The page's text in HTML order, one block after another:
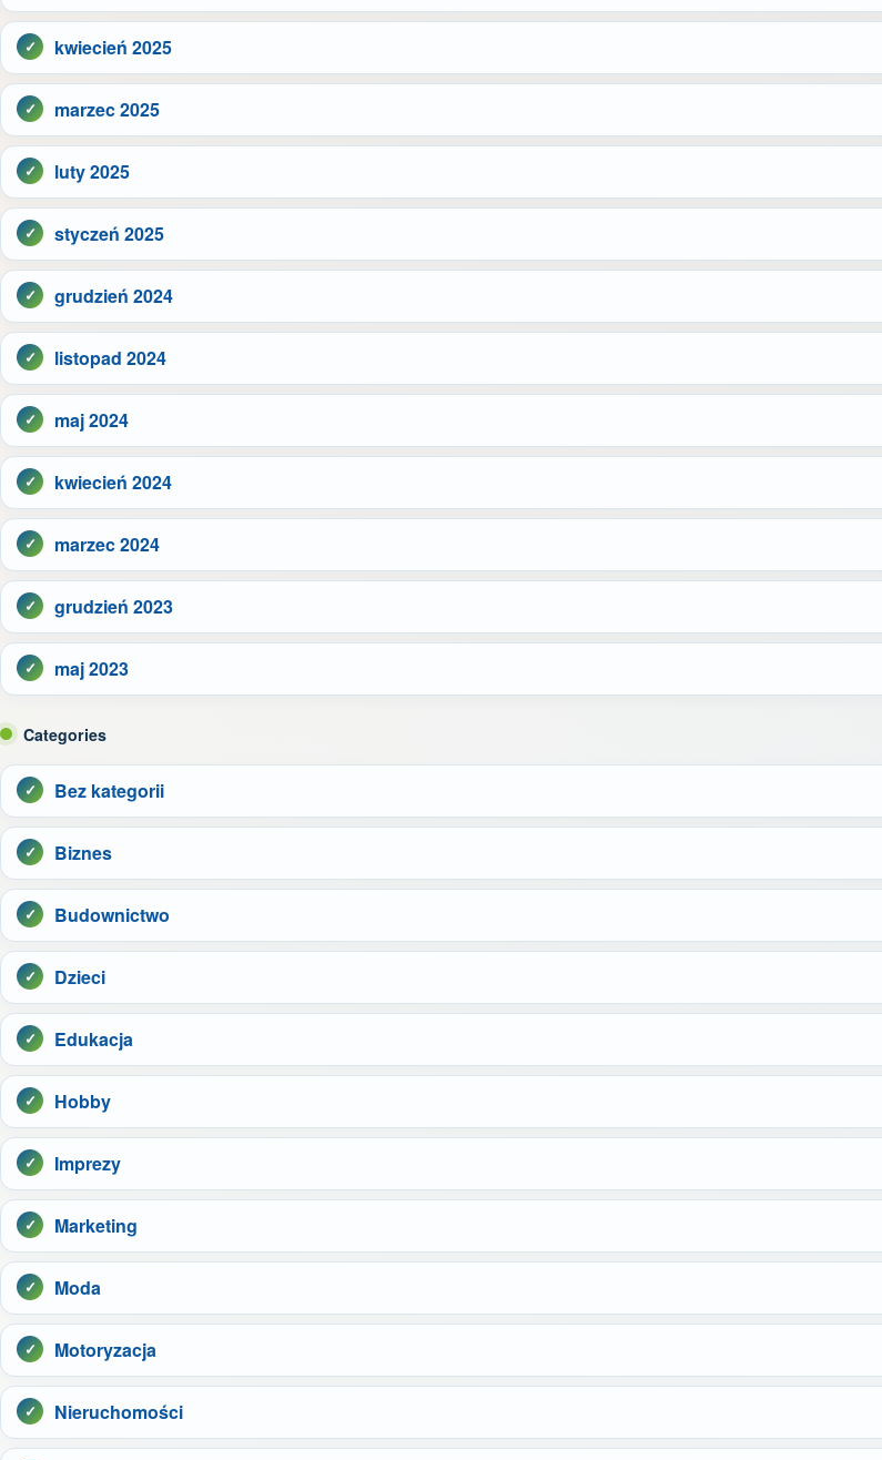
kwiecień 2025
marzec 2025
luty 2025
styczeń 2025
grudzień 2024
listopad 2024
maj 2024
kwiecień 2024
marzec 2024
grudzień 2023
maj 2023
Categories
Bez kategorii
Biznes
Budownictwo
Dzieci
Edukacja
Hobby
Imprezy
Marketing
Moda
Motoryzacja
Nieruchomości